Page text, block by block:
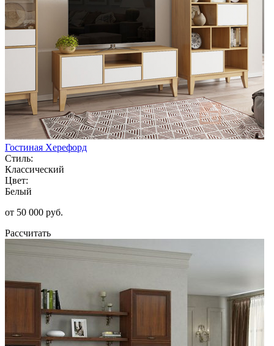
Гостиная Херефорд
Стиль:
Классический
Цвет:
Белый
от 50 000 руб.
Рассчитать